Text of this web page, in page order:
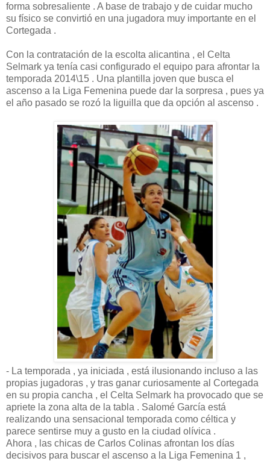
forma sobresaliente . A base de trabajo y de cuidar mucho
su físico se convirtió en una jugadora muy importante en el
Cortegada .
Con la contratación de la escolta alicantina , el Celta
Selmark ya tenía casi configurado el equipo para afrontar la
temporada 2014\15 . Una plantilla joven que busca el
ascenso a la Liga Femenina puede dar la sorpresa , pues ya
el año pasado se rozó la liguilla que da opción al ascenso .
- La temporada , ya iniciada , está ilusionando incluso a las
propias jugadoras , y tras ganar curiosamente al Cortegada
en su propia cancha , el Celta Selmark ha provocado que se
apriete la zona alta de la tabla . Salomé García está
realizando una sensacional temporada como céltica y
parece sentirse muy a gusto en la ciudad olívica .
Ahora , las chicas de Carlos Colinas afrontan los días
decisivos para buscar el ascenso a la Liga Femenina 1 ,